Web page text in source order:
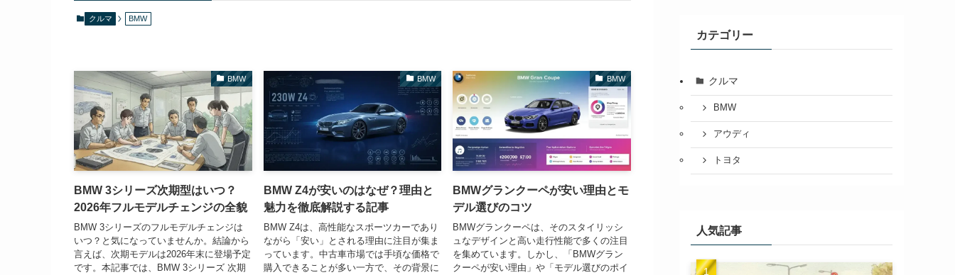
クルマ BMW
BMW
BMW 3シリーズ次期型はいつ？
2026年フルモデルチェンジの全貌
BMW 3シリーズのフルモデルチェンジは
いつ？と気になっていませんか。結論から
言えば、次期モデルは2026年末に登場予定
です。本記事では、BMW 3シリーズ 次期
BMW
BMW Z4が安いのはなぜ？理由と
魅力を徹底解説する記事
BMW Z4は、高性能なスポーツカーであり
ながら「安い」とされる理由に注目が集ま
っています。中古車市場では手頃な価格で
購入できることが多い一方で、その背景に
BMW
BMWグランクーペが安い理由とモ
デル選びのコツ
BMWグランクーペは、そのスタイリッシ
ュなデザインと高い走行性能で多くの注目
を集めています。しかし、「BMWグラン
クーペが安い理由」や「モデル選びのポイ
カテゴリー
クルマ
BMW
アウディ
トヨタ
人気記事